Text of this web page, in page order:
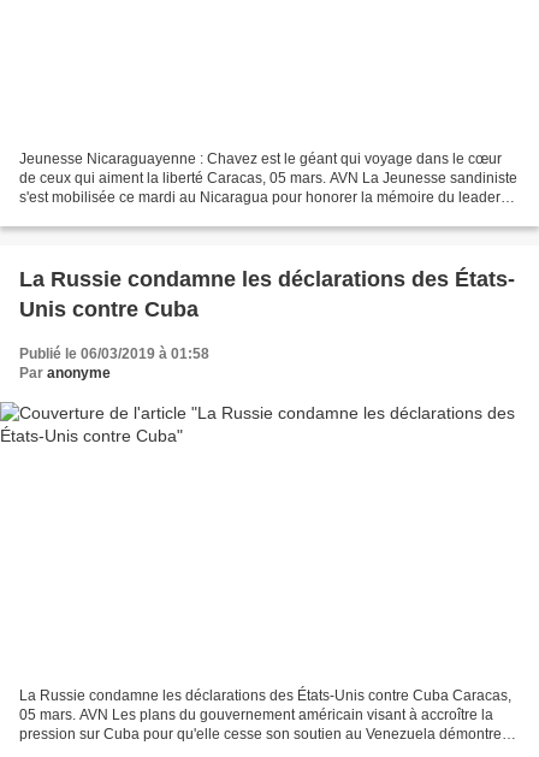
Jeunesse Nicaraguayenne : Chavez est le géant qui voyage dans le cœur
de ceux qui aiment la liberté Caracas, 05 mars. AVN La Jeunesse sandiniste
s'est mobilisée ce mardi au Nicaragua pour honorer la mémoire du leader
La Russie condamne les déclarations des États-
Unis contre Cuba
Publié le 06/03/2019 à 01:58
Par anonyme
La Russie condamne les déclarations des États-Unis contre Cuba Caracas,
05 mars. AVN Les plans du gouvernement américain visant à accroître la
pression sur Cuba pour qu'elle cesse son soutien au Venezuela démontrent